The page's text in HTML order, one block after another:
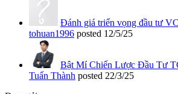
Đánh giá triển vọng đầu tư
tohuan1996 posted 12/5/25
Bật Mí Chiến Lược Đầu Tư
Tuấn Thành posted 22/3/25